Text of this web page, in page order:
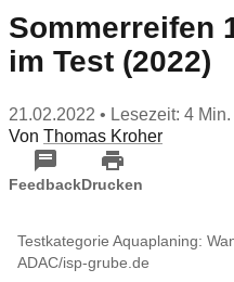
Sommerreifen
im Test (2022)
21.02.2022 • Lesezeit: 4 Min.
Von Thomas Kroher
FeedbackDrucken
Testkategorie Aquaplaning:
ADAC/isp-grube.de